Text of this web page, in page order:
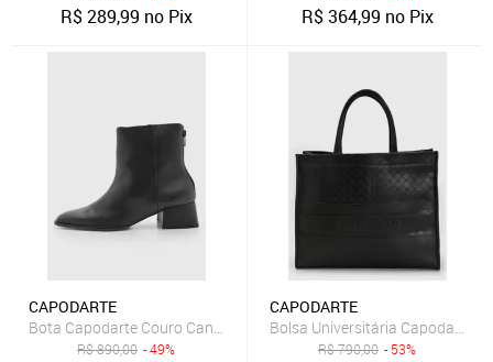
R$289,99 no Pix R$364,99 no Pix
CAPODARTE
Bota Capodarte Couro Cano Médio Preta
R$890,00 - 49%
CAPODARTE
Bolsa Universitária Capodarte
R$790,00 - 53%